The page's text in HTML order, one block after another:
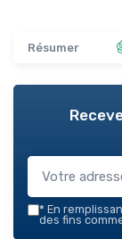
Résumer
* En
des fins